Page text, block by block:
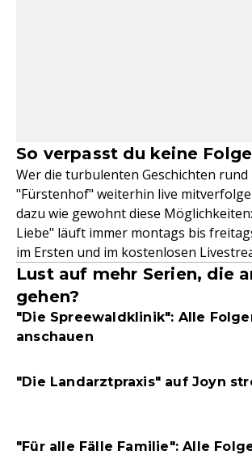
So verpasst du keine Folge
Wer die turbulenten Geschichten rund
"Fürstenhof" weiterhin live
dazu wie gewohnt diese
Liebe" läuft immer montags bis
im Ersten und im kostenlosen
Lust auf mehr Serien, die
gehen?
"Die Spreewaldklinik": Alle
anschauen
"Die Landarztpraxis" auf Joyn
"Für alle Fälle Familie": Alle